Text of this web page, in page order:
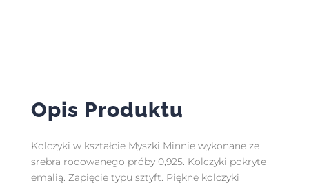
Opis Produktu
Kolczyki w kształcie Myszki Minnie wykonane ze
srebra rodowanego próby 0,925. Kolczyki pokryte
emalią. Zapięcie typu sztyft. Piękne kolczyki